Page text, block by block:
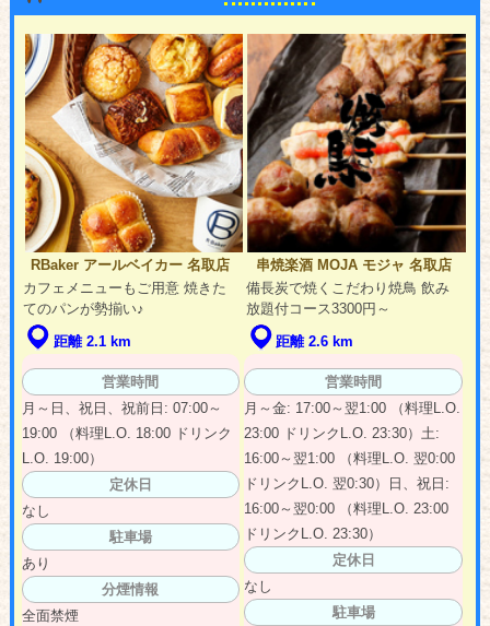
RBaker アールベイカー 名取店
カフェメニューもご用意 焼きた
てのパンが勢揃い♪
距離 2.1 km
営業時間
月～日、祝日、祝前日: 07:00～
19:00 （料理L.O. 18:00 ドリンク
L.O. 19:00）
定休日
なし
駐車場
あり
分煙情報
全面禁煙
串焼楽酒 MOJA モジャ 名取店
備長炭で焼くこだわり焼鳥 飲み
放題付コース3300円～
距離 2.6 km
営業時間
月～金: 17:00～翌1:00 （料理L.O.
23:00 ドリンクL.O. 23:30）土:
16:00～翌1:00 （料理L.O. 翌0:00
ドリンクL.O. 翌0:30）日、祝日:
16:00～翌0:00 （料理L.O. 23:00
ドリンクL.O. 23:30）
定休日
なし
駐車場